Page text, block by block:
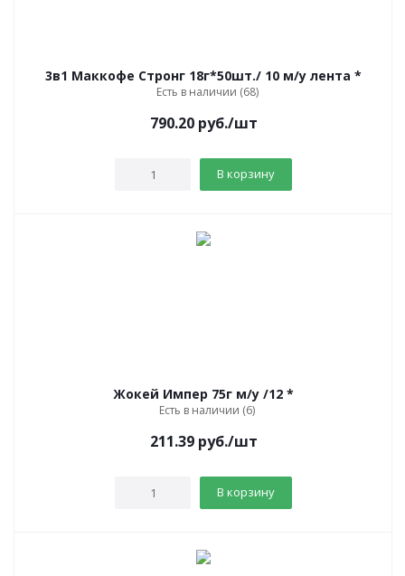
3в1 Маккофе Стронг 18г*50шт./ 10 м/у лента *
Есть в наличии (68)
790.20руб./шт
В корзину
Жокей Импер 75г м/у /12 *
Есть в наличии (6)
211.39руб./шт
В корзину